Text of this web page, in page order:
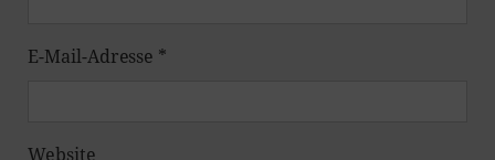
E-Mail-Adresse *
Website